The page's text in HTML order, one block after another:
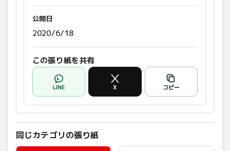
公開日
2020/6/18
この張り紙を共有
LINE X コピー
同じカテゴリの張り紙